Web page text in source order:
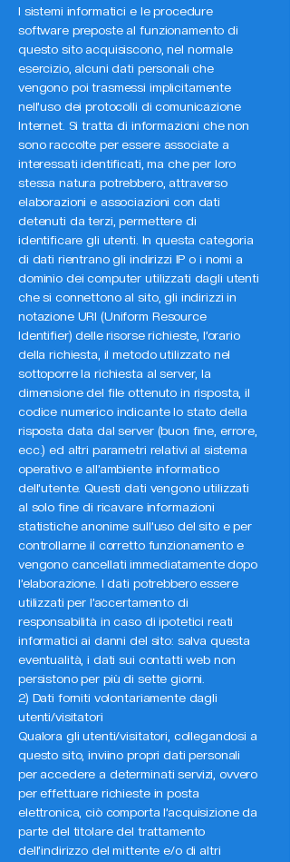
I sistemi informatici e le procedure
software preposte al funzionamento di
questo sito acquisiscono, nel normale
esercizio, alcuni dati personali che
vengono poi trasmessi implicitamente
nell’uso dei protocolli di comunicazione
Internet. Si tratta di informazioni che non
sono raccolte per essere associate a
interessati identificati, ma che per loro
stessa natura potrebbero, attraverso
elaborazioni e associazioni con dati
detenuti da terzi, permettere di
identificare gli utenti. In questa categoria
di dati rientrano gli indirizzi IP o i nomi a
dominio dei computer utilizzati dagli utenti
che si connettono al sito, gli indirizzi in
notazione URI (Uniform Resource
Identifier) delle risorse richieste, l’orario
della richiesta, il metodo utilizzato nel
sottoporre la richiesta al server, la
dimensione del file ottenuto in risposta, il
codice numerico indicante lo stato della
risposta data dal server (buon fine, errore,
ecc.) ed altri parametri relativi al sistema
operativo e all’ambiente informatico
dell’utente. Questi dati vengono utilizzati
al solo fine di ricavare informazioni
statistiche anonime sull’uso del sito e per
controllarne il corretto funzionamento e
vengono cancellati immediatamente dopo
l’elaborazione. I dati potrebbero essere
utilizzati per l’accertamento di
responsabilità in caso di ipotetici reati
informatici ai danni del sito: salva questa
eventualità, i dati sui contatti web non
persistono per più di sette giorni.
2) Dati forniti volontariamente dagli
utenti/visitatori
Qualora gli utenti/visitatori, collegandosi a
questo sito, inviino propri dati personali
per accedere a determinati servizi, ovvero
per effettuare richieste in posta
elettronica, ciò comporta l’acquisizione da
parte del titolare del trattamento
dell’indirizzo del mittente e/o di altri